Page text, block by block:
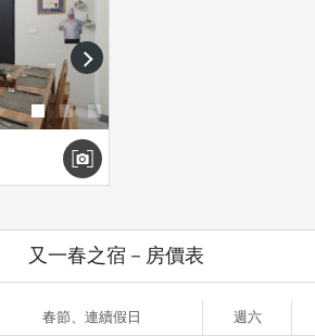
next
又一春之宿－房價表
春節、連續假日 週六